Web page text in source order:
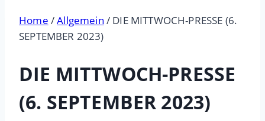
Home /Allgemein / DIE MITTWOCH-PRESSE (6.
SEPTEMBER 2023)
DIE MITTWOCH-PRESSE
(6. SEPTEMBER 2023)